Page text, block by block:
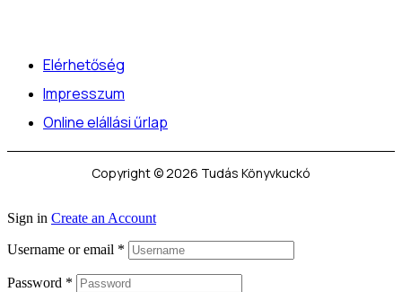
Elérhetőség
Impresszum
Online elállási űrlap
Copyright © 2026 Tudás Könyvkuckó
Sign in Create an Account
Username or email *
Password *